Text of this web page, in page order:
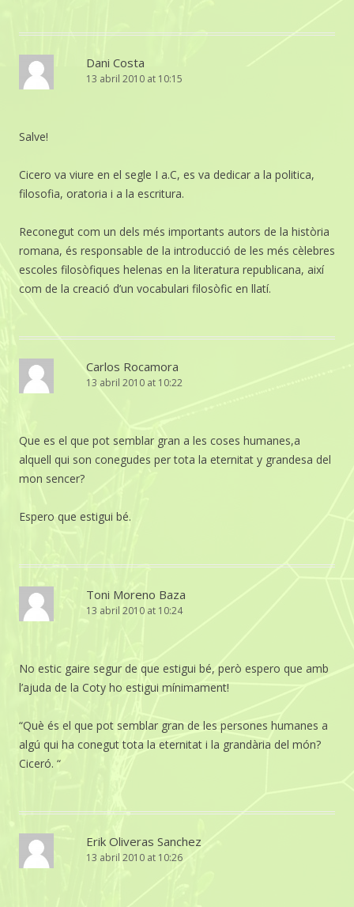
Dani Costa
13 abril 2010 at 10:15
Salve!
Cicero va viure en el segle I a.C, es va dedicar a la politica,
filosofia, oratoria i a la escritura.
Reconegut com un dels més importants autors de la història
romana, és responsable de la introducció de les més cèlebres
escoles filosòfiques helenas en la literatura republicana, així
com de la creació d’un vocabulari filosòfic en llatí.
Carlos Rocamora
13 abril 2010 at 10:22
Que es el que pot semblar gran a les coses humanes,a
alquell qui son conegudes per tota la eternitat y grandesa del
mon sencer?
Espero que estigui bé.
Toni Moreno Baza
13 abril 2010 at 10:24
No estic gaire segur de que estigui bé, però espero que amb
l’ajuda de la Coty ho estigui mínimament!
“Què és el que pot semblar gran de les persones humanes a
algú qui ha conegut tota la eternitat i la grandària del món?
Ciceró. “
Erik Oliveras Sanchez
13 abril 2010 at 10:26